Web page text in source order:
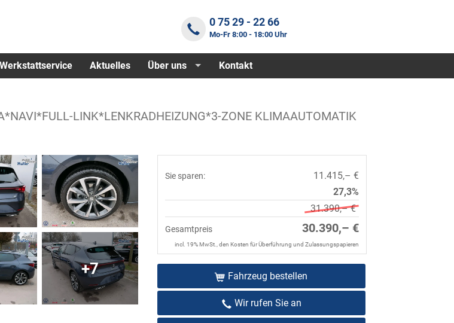
0 75 29 - 22 66
Mo-Fr 8:00 - 18:00 Uhr
Werkstattservice Aktuelles Über uns Kontakt
LINK*LENKRADHEIZUNG*3-ZONE KLIMAAUTOMATIK
Sie sparen:
11.415,– €
27,3%
31.390,– €
Gesamtpreis 30.390,– €
incl. 19% MwSt., den Kosten für Überführung und Zulassungspapieren
Fahrzeug bestellen
Wir rufen Sie an
+7